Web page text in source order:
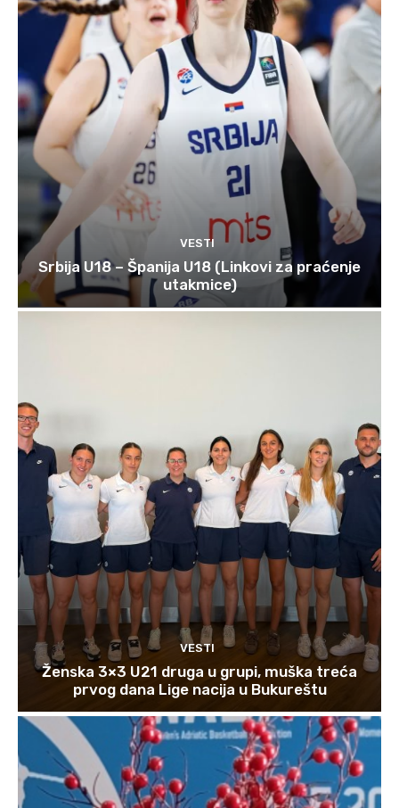
VESTI
Srbija U18 – Španija U18 (Linkovi za praćenje
utakmice)
VESTI
Ženska 3×3 U21 druga u grupi, muška treća
prvog dana Lige nacija u Bukureštu